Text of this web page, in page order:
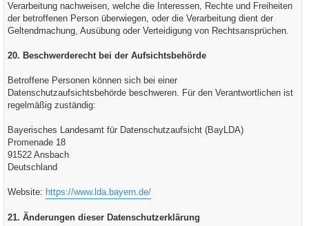
Verarbeitung nachweisen, welche die Interessen, Rechte und Freiheiten
der betroffenen Person überwiegen, oder die Verarbeitung dient der
Geltendmachung, Ausübung oder Verteidigung von Rechtsansprüchen.
20. Beschwerderecht bei der Aufsichtsbehörde
Betroffene Personen können sich bei einer
Datenschutzaufsichtsbehörde beschweren. Für den Verantwortlichen ist
regelmäßig zuständig:
Bayerisches Landesamt für Datenschutzaufsicht (BayLDA)
Promenade 18
91522 Ansbach
Deutschland
Website: https://www.lda.bayern.de/
21. Änderungen dieser Datenschutzerklärung